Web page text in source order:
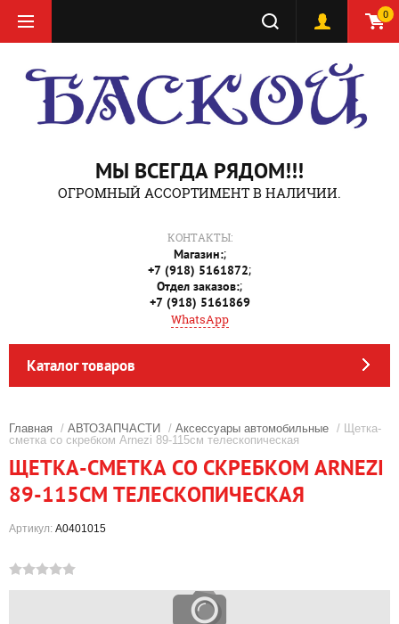
0
МЫ ВСЕГДА РЯДОМ!!!
ОГРОМНЫЙ АССОРТИМЕНТ В НАЛИЧИИ.
КОНТАКТЫ:
Магазин:;
+7 (918) 5161872;
Отдел заказов:;
+7 (918) 5161869
WhatsApp
Каталог товаров
Главная / АВТОЗАПЧАСТИ / Аксессуары автомобильные / Щетка-
сметка со скребком Arnezi 89-115см телескопическая
ЩЕТКА-СМЕТКА СО СКРЕБКОМ ARNEZI
89-115СМ ТЕЛЕСКОПИЧЕСКАЯ
Артикул: A0401015